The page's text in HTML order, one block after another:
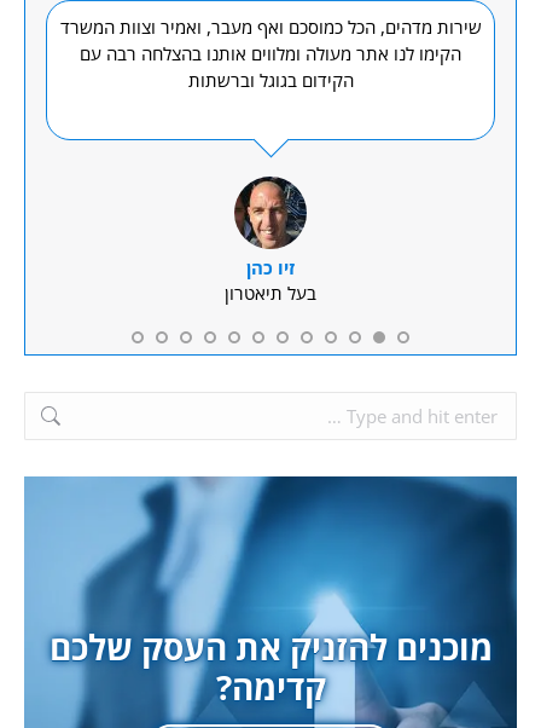
שירות מדהים, הכל כמוסכם ואף מעבר, ואמיר וצוות המשרד
הקימו לנו אתר מעולה ומלווים אותנו בהצלחה רבה עם
הקידום בגוגל וברשתות
זיו כהן
בעל תיאטרון
מוכנים להזניק את העסק שלכם
קדימה?